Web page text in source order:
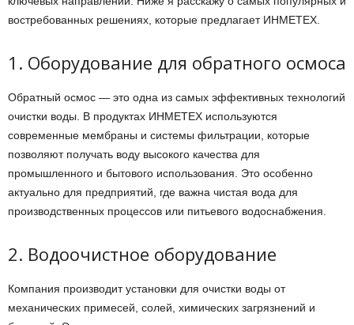
востребованных решениях, которые предлагает ИНМЕТЕХ.
1. Оборудование для обратного осмоса
Обратный осмос — это одна из самых эффективных технологий
очистки воды. В продуктах ИНМЕТЕХ используются
современные мембраны и системы фильтрации, которые
позволяют получать воду высокого качества для
промышленного и бытового использования. Это особенно
актуально для предприятий, где важна чистая вода для
производственных процессов или питьевого водоснабжения.
2. Водоочистное оборудование
Компания производит установки для очистки воды от
механических примесей, солей, химических загрязнений и